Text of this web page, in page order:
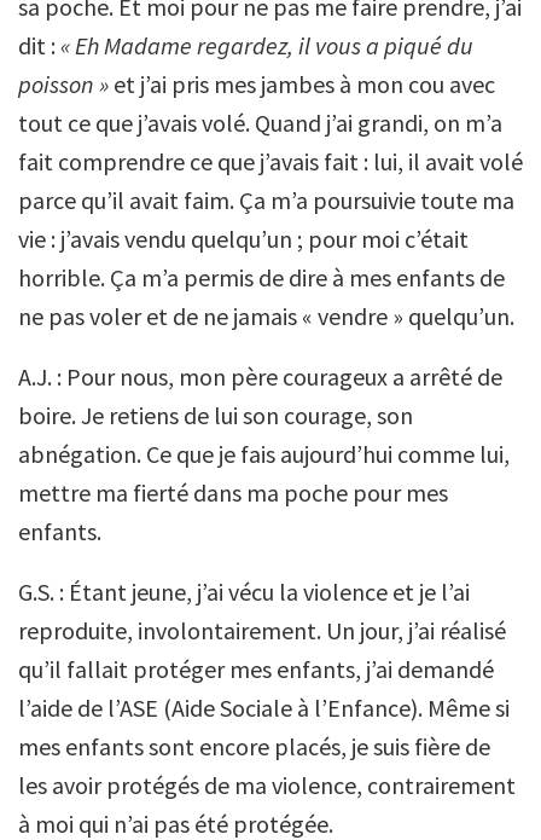
sa poche. Et moi pour ne pas me faire prendre, j’ai
dit : « Eh Madame regardez, il vous a piqué du
poisson » et j’ai pris mes jambes à mon cou avec
tout ce que j’avais volé. Quand j’ai grandi, on m’a
fait comprendre ce que j’avais fait : lui, il avait volé
parce qu’il avait faim. Ça m’a poursuivie toute ma
vie : j’avais vendu quelqu’un ; pour moi c’était
horrible. Ça m’a permis de dire à mes enfants de
ne pas voler et de ne jamais « vendre » quelqu’un.
A.J. : Pour nous, mon père courageux a arrêté de
boire. Je retiens de lui son courage, son
abnégation. Ce que je fais aujourd’hui comme lui,
mettre ma fierté dans ma poche pour mes
enfants.
G.S. : Étant jeune, j’ai vécu la violence et je l’ai
reproduite, involontairement. Un jour, j’ai réalisé
qu’il fallait protéger mes enfants, j’ai demandé
l’aide de l’ASE (Aide Sociale à l’Enfance). Même si
mes enfants sont encore placés, je suis fière de
les avoir protégés de ma violence, contrairement
à moi qui n’ai pas été protégée.